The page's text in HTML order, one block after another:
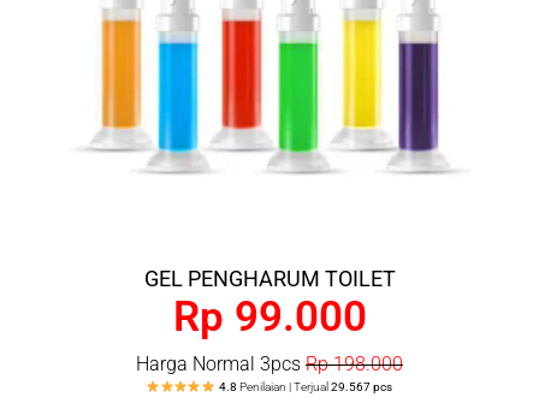
GEL PENGHARUM TOILET
Rp 99.000
Harga Normal 3pcs Rp 198.000
4.8 Penilaian | Terjual29.567 pcs